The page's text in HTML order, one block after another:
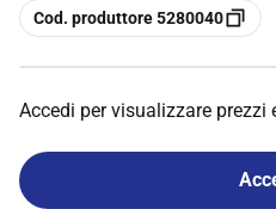
copia
Cod. produttore 5280040
Accedi per visualizzare prezzi